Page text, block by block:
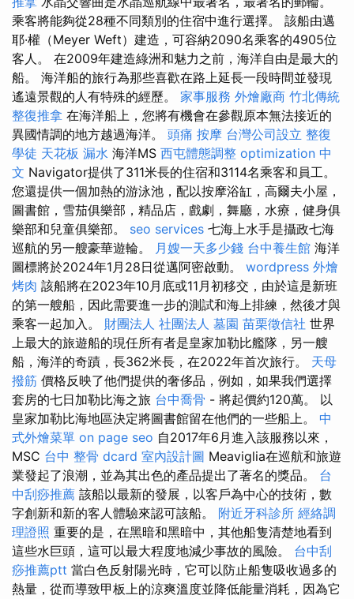
乘客將能夠從28種不同類別的住宿中進行選擇。 該船由邁
耶·權（Meyer Weft）建造，可容納2090名乘客的4905位
客人。 在2009年建造綠洲和魅力之前，海洋自由是最大的
船。 海洋船的旅行為那些喜歡在路上延長一段時間並發現
遙遠景觀的人有特殊的經歷。 家事服務 外燴廠商 竹北傳統
整復推拿 在海洋船上，您將有機會在參觀原本無法接近的
異國情調的地方越過海洋。 頭痛 按摩 台灣公司設立 整復
學徒 天花板 漏水 海洋MS 西屯體態調整 optimization 中
文 Navigator提供了311米長的住宿和3114名乘客和員工。
您還提供一個加熱的游泳池，配以按摩浴缸，高爾夫小屋，
圖書館，雪茄俱樂部，精品店，戲劇，舞廳，水療，健身俱
樂部和兒童俱樂部。 seo services 七海上水手是攝政七海
巡航的另一艘豪華遊輪。 月嫂一天多少錢 台中養生館 海洋
圖標將於2024年1月28日從邁阿密啟動。 wordpress 外燴
烤肉 該船將在2023年10月底或11月初移交，由於這是新班
的第一艘船，因此需要進一步的測試和海上排練，然後才與
乘客一起加入。 財團法人 社團法人 墓園 苗栗徵信社 世界
上最大的旅遊船的現任所有者是皇家加勒比艦隊，另一艘
船，海洋的奇蹟，長362米長，在2022年首次旅行。 天母
撥筋 價格反映了他們提供的奢侈品，例如，如果我們選擇
套房的七日加勒比海之旅 台中喬骨 - 將起價約120萬。 以
皇家加勒比海地區決定將圖書館留在他們的一些船上。 中
式外燴菜單 on page seo 自2017年6月進入該服務以來，
MSC 台中 整骨 dcard 室內設計圖 Meaviglia在巡航和旅遊
業發起了浪潮，並為其出色的產品提出了著名的獎品。 台
中刮痧推薦 該船以最新的發展，以客戶為中心的技術，數
字創新和新的客人體驗來認可該船。 附近牙科診所 經絡調
理證照 重要的是，在黑暗和黑暗中，其他船隻清楚地看到
這些水巨頭，這可以最大程度地減少事故的風險。 台中刮
痧推薦ptt 當白色反射陽光時，它可以防止船隻吸收過多的
熱量，從而導致甲板上的涼爽溫度並降低能量消耗，因為它